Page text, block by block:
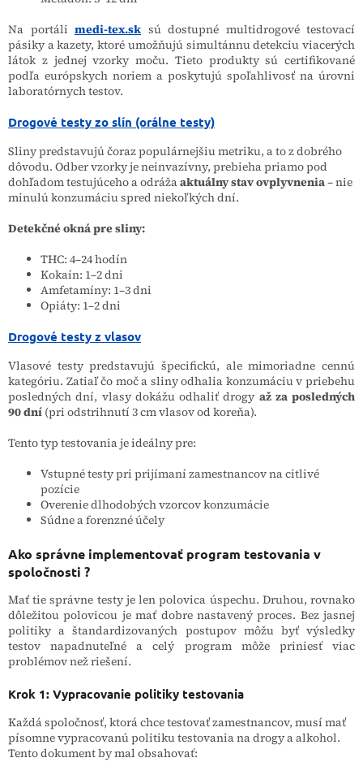
Na portáli medi-tex.sk sú dostupné multidrogové testovací
pásiky a kazety, ktoré umožňujú simultánnu detekciu viacerých
látok z jednej vzorky moču. Tieto produkty sú certifikované
podľa európskych noriem a poskytujú spoľahlivosť na úrovni
laboratórnych testov.
Drogové testy zo slín (orálne testy)
Sliny predstavujú čoraz populárnejšiu metriku, a to z dobrého
dôvodu. Odber vzorky je neinvazívny, prebieha priamo pod
dohľadom testujúceho a odrážaaktuálny stav ovplyvnenia– nie
minulú konzumáciu spred niekoľkých dní.
Detekčné okná pre sliny:
THC: 4–24 hodín
Kokaín: 1–2 dni
Amfetamíny: 1–3 dni
Opiáty: 1–2 dni
Drogové testy z vlasov
Vlasové testy predstavujú špecifickú, ale mimoriadne cennú
kategóriu. Zatiaľ čo moč a sliny odhalia konzumáciu v priebehu
posledných dní, vlasy dokážu odhaliť drogy až za posledných
90 dní (pri odstrihnutí 3 cm vlasov od koreňa).
Tento typ testovania je ideálny pre:
Vstupné testy pri prijímaní zamestnancov na citlivé
pozície
Overenie dlhodobých vzorcov konzumácie
Súdne a forenzné účely
Ako správne implementovať program testovania v
spoločnosti ?
Mať tie správne testy je len polovica úspechu. Druhou, rovnako
dôležitou polovicou je mať dobre nastavený proces. Bez jasnej
politiky a štandardizovaných postupov môžu byť výsledky
testov napadnuteľné a celý program môže priniesť viac
problémov než riešení.
Krok 1: Vypracovanie politiky testovania
Každá spoločnosť, ktorá chce testovať zamestnancov, musí mať
písomne vypracovanú politiku testovania na drogy a alkohol.
Tento dokument by mal obsahovať: